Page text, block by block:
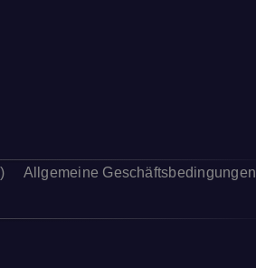
Allgemeine Geschäftsbedingungen